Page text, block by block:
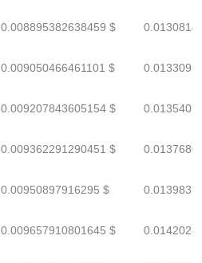
0.008895382638459 $
0.009050466461101 $
0.009207843605154 $
0.009362291290451 $
0.00950897916295 $
0.009657910801645 $